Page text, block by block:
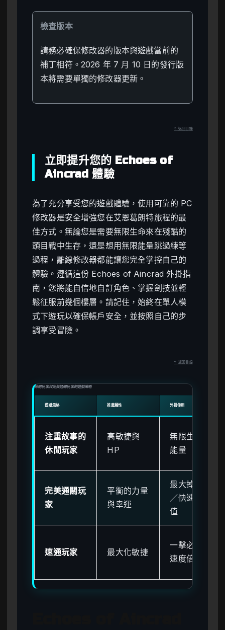
檢查版本
請務必確保修改器的版本與遊戲當前的
補丁相符。2026 年 7 月 10 日的發行版
本將需要單獨的修改器更新。
↑ 返回目錄
立即提升您的 Echoes of
Aincrad 體驗
為了充分享受您的遊戲體驗，使用可靠的 PC
修改器是安全增強您在艾恩葛朗特旅程的最
佳方式。無論您是需要無限生命來在殘酷的
頭目戰中生存，還是想用無限能量跳過練等
過程，離線修改器都能讓您完全掌控自己的
體驗。遵循這份 Echoes of Aincrad 外掛指
南，您將能自信地自訂角色、掌握劍技並輕
鬆征服前幾個樓層。請記住，始終在單人模
式下遊玩以確保帳戶安全，並按照自己的步
調享受冒險。
↑ 返回目錄
休閒玩家與完美通關玩家的遊戲策略
遊戲風格 推薦屬性 外掛使用
注重故事的
休閒玩家
高敏捷與
HP
無限生命／
能量
完美通關玩
家
平衡的力量
與幸運
最大掉落率
／快速經驗
值
速通玩家 最大化敏捷
一擊必殺／
速度倍率